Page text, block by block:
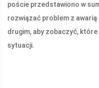
poście przedstawiono w
rozwiązać problem z
drugim, aby zobaczyć,
sytuacji.